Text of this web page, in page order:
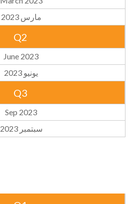
مارس 2023
Q2
June 2023
يونيو 2023
Q3
Sep 2023
سبتمبر 2023